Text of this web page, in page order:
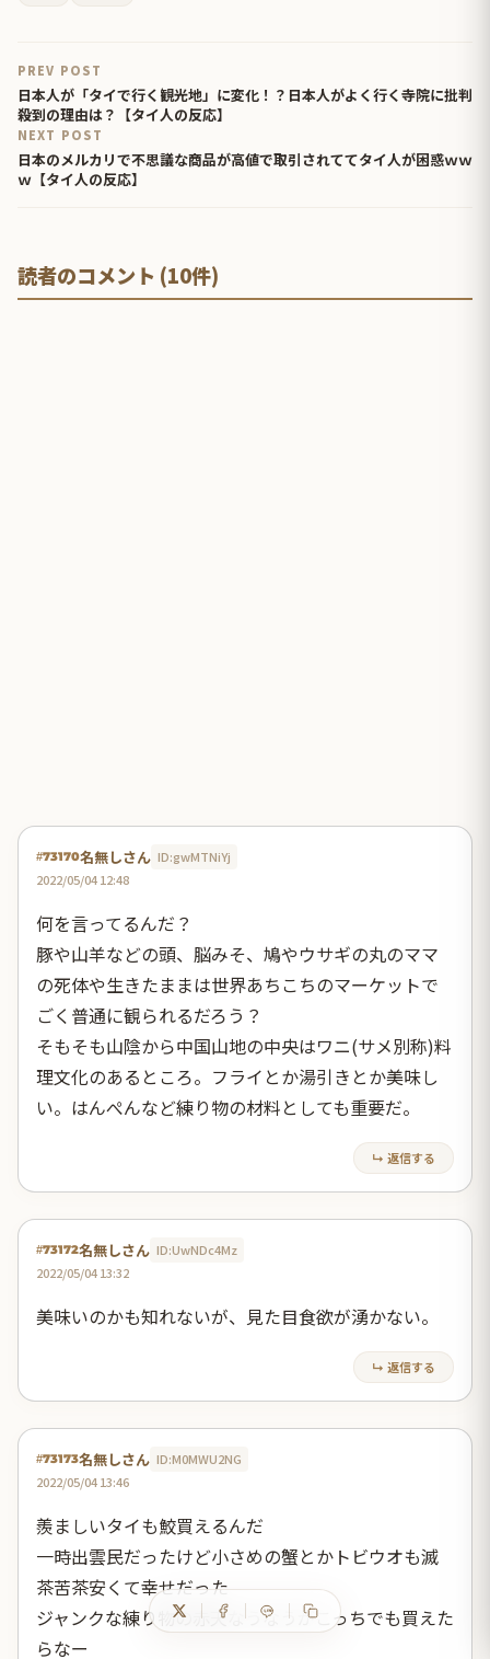
PREV POST
日本人が「タイで行く観光地」に変化！？日本人がよく行く寺院に批判
殺到の理由は？【タイ人の反応】
NEXT POST
日本のメルカリで不思議な商品が高値で取引されててタイ人が困惑ｗｗ
ｗ【タイ人の反応】
読者のコメント (10件)
#73170名無しさん ID:gwMTNiYj
2022/05/04 12:48
何を言ってるんだ？
豚や山羊などの頭、脳みそ、鳩やウサギの丸のママ
の死体や生きたままは世界あちこちのマーケットで
ごく普通に観られるだろう？
そもそも山陰から中国山地の中央はワニ(サメ別称)料
理文化のあるところ。フライとか湯引きとか美味し
い。はんぺんなど練り物の材料としても重要だ。
↳ 返信する
#73172名無しさん ID:UwNDc4Mz
2022/05/04 13:32
美味いのかも知れないが、見た目食欲が湧かない。
↳ 返信する
#73173名無しさん ID:M0MWU2NG
2022/05/04 13:46
羨ましいタイも鮫買えるんだ
一時出雲民だったけど小さめの蟹とかトビウオも滅
茶苦茶安くて幸せだった
ジャンクな練り物の赤天なうなうがこっちでも買えた
らなー